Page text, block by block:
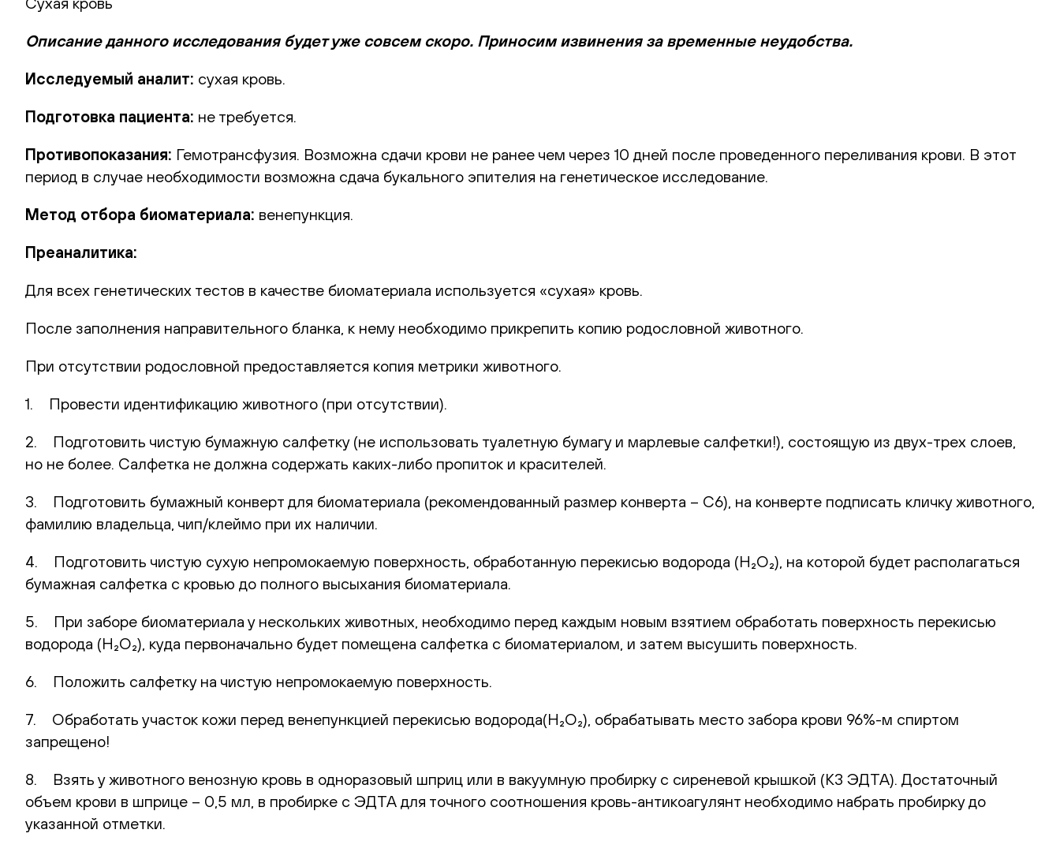
Описание данного исследования будет уже совсем скоро. Приносим извинения за временные неудобства.
Исследуемый аналит: сухая кровь.
Подготовка пациента: не требуется.
Противопоказания: Гемотрансфузия. Возможна сдачи крови не ранее чем через 10 дней после проведенного переливания крови. В этот
период в случае необходимости возможна сдача букального эпителия на генетическое исследование.
Метод отбора биоматериала: венепункция.
Преаналитика:
Для всех генетических тестов в качестве биоматериала используется «сухая» кровь.
После заполнения направительного бланка, к нему необходимо прикрепить копию родословной животного.
При отсутствии родословной предоставляется копия метрики животного.
1. Провести идентификацию животного (при отсутствии).
2. Подготовить чистую бумажную салфетку (не использовать туалетную бумагу и марлевые салфетки!), состоящую из двух-трех слоев,
но не более. Салфетка не должна содержать каких-либо пропиток и красителей.
3. Подготовить бумажный конверт для биоматериала (рекомендованный размер конверта – С6), на конверте подписать кличку животного,
фамилию владельца, чип/клеймо при их наличии.
4. Подготовить чистую сухую непромокаемую поверхность, обработанную перекисью водорода (H₂O₂), на которой будет располагаться
бумажная салфетка с кровью до полного высыхания биоматериала.
5. При заборе биоматериала у нескольких животных, необходимо перед каждым новым взятием обработать поверхность перекисью
водорода (H₂O₂), куда первоначально будет помещена салфетка с биоматериалом, и затем высушить поверхность.
6. Положить салфетку на чистую непромокаемую поверхность.
7. Обработать участок кожи перед венепункцией перекисью водорода(H₂O₂), обрабатывать место забора крови 96%-м спиртом
запрещено!
8. Взять у животного венозную кровь в одноразовый шприц или в вакуумную пробирку с сиреневой крышкой (К3 ЭДТА). Достаточный
объем крови в шприце – 0,5 мл, в пробирке с ЭДТА для точного соотношения кровь-антикоагулянт необходимо набрать пробирку до
указанной отметки.